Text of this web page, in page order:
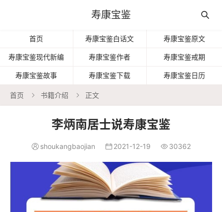
寿康宝鉴 
首页 寿康宝鉴白话文 寿康宝鉴原文
寿康宝鉴现代新编 寿康宝鉴作者 寿康宝鉴戒期
寿康宝鉴故事 寿康宝鉴下载 寿康宝鉴日历
首页  书籍介绍  正文
李炳南居士说寿康宝鉴
 shoukangbaojian  2021-12-19  30362